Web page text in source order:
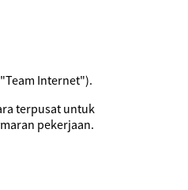
Internet").
terpusat untuk
pekerjaan.